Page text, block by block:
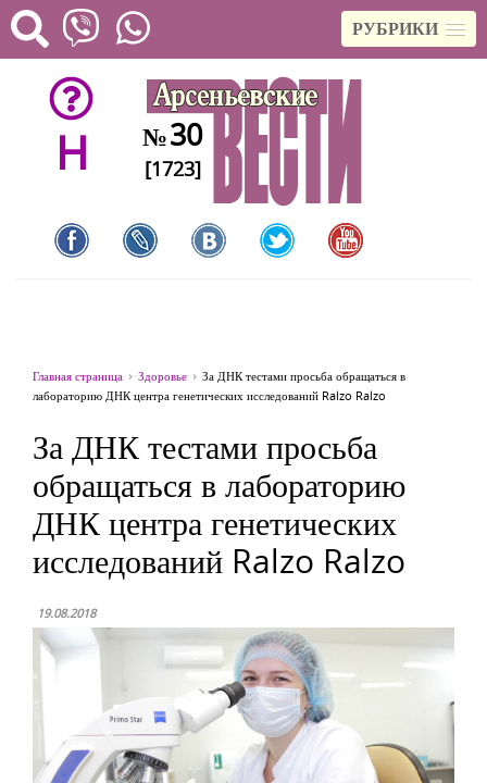
РУБРИКИ
H №30
[1723]
Главная страница Здоровье
За ДНК тестами просьба обращаться в
лабораторию ДНК центра генетических исследований Ralzo Ralzo
За ДНК тестами просьба
обращаться в лабораторию
ДНК центра генетических
исследований Ralzo Ralzo
19.08.2018